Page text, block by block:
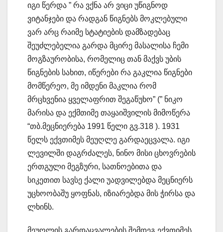
იგი წერდა ” რა ვქნა არ ვიცი უწიგნოდ
ვიტანჯები და რადგან წიგნებს მოკლებული
ვარ არც რაიმე სტატიების დამზადებაც
შეუძლებელია გარდა მცირე მასალისა ჩემი
მოგზაურობისა, რომელიც თან მაქვს უბის
წიგნების სახით, იწერები რა გაკლია წიგნები
მომწერეო, მე იმდენი მაკლია რომ
მრცხვენია ყველაფრით შეგაწუხო” (” ნიკო
მარისა და ექმთიმე თაყაიშვილის მიმოწერა
“თბ.მეცნიერება 1991 წელი გვ.318 ). 1931
წელს ექვთიმეს მეუღლე გარდაეცვალა. იგი
ლევილში დაგრძალეს, ნინო მისი ცხოვრების
ერთგული მეგზური, სათნოებითა და
სიკეთით სავსე ქალი უადვილებდა მეცნიერს
უცხოობაშუ ყოფნას, იზიარებდა მის ჭირსა და
ლხინს.
მეუღლის გარდაცვალების შემდეგ ექვთიმეს